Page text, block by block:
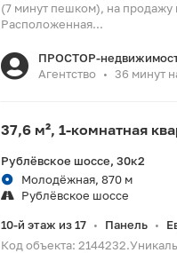
(7 минут пешком), на продажу
Расположенная...
ПРОСТОР-
Агентство
• 36 минут
37,6 м², 1-комнатная
Рублёвское шоссе, 30к2
Молодёжная, 870 м
Рублёвское шоссе
10-й этаж из 17 • Панель •
Код объекта: